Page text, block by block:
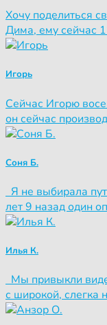
Хочу поделиться
Дима, ему сейчас
Игорь
Сейчас Игорю
он сейчас
Соня Б.
Я не выбирала
лет 9 назад один
Илья К.
Мы привыкли
с широкой, слегка